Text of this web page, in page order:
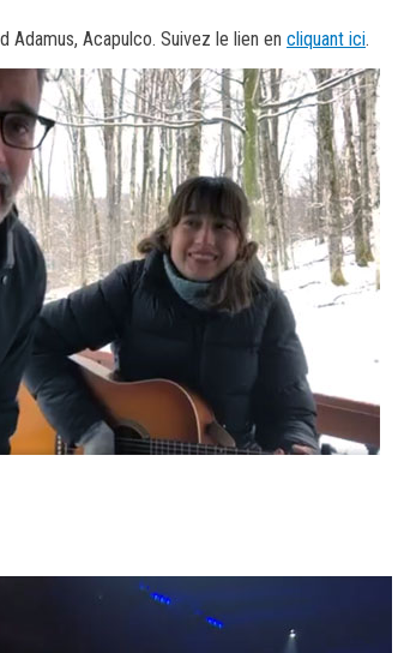
Adamus, Acapulco. Suivez le lien en cliquant ici.